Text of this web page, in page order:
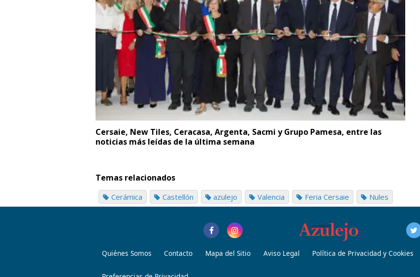
Cersaie, New Tiles, Ceracasa, Argenta, Sacmi y Grupo Pamesa, entre las
noticias más leídas de la última semana
Temas relacionados
Cerámica Castellón azulejo Valencia Feria Cersaie Nules
Quiénes Somos Contacto Mapa del Sitio Aviso Legal Política de Privacidad y Cookies